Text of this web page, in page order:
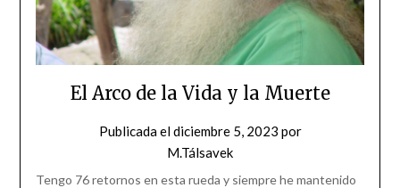
El Arco de la Vida y la Muerte
Publicada eldiciembre 5, 2023 por
M.Tálsavek
Tengo 76 retornos en esta rueda y siempre he mantenido